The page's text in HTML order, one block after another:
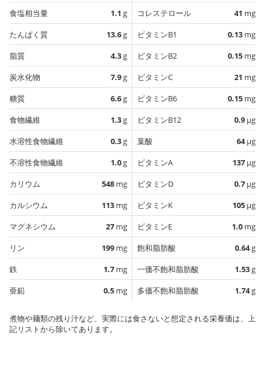
食塩相当量
1.1 g
たんぱく質
13.6g
脂質
4.3g
炭水化物
7.9g
糖質
6.6g
食物繊維
1.3g
水溶性食物繊維
0.3g
不溶性食物繊維
1.0g
カリウム
548 mg
カルシウム
113 mg
マグネシウム
27 mg
リン
199 mg
鉄
1.7 mg
亜鉛
0.5 mg
コレステロール
41 mg
ビタミンB1
0.13 mg
ビタミンB2
0.15 mg
ビタミンC
21 mg
ビタミンB6
0.15 mg
ビタミンB12
0.9 µg
葉酸
64µg
ビタミンA
137 µg
ビタミンD
0.7 µg
ビタミンK
105 µg
ビタミンE
1.0 mg
飽和脂肪酸
0.64g
一価不飽和脂肪酸
1.53g
多価不飽和脂肪酸
1.74g
煮物や麺類の残り汁など、実際には食さないと想定される栄養価は、上
記リストから除いてあります。